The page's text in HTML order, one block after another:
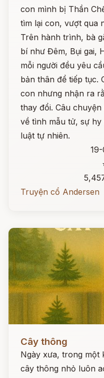
con mình bị Thần
tìm lại con, vượt qua
Trên hành trình, bà
bí như Đêm, Bụi gai,
mỗi người đều yêu
bản thân để tiếp tục.
con nhưng nhận ra
thay đổi. Câu
về tình mẫu tử, sự
luật tự nhiên.
Truyện cổ Andersen
Cây thông
Ngày xưa, trong
cây thông nhỏ luôn